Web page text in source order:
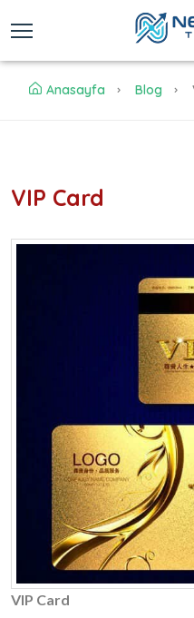
Anasayfa Blog
VIP Card
VIP Card